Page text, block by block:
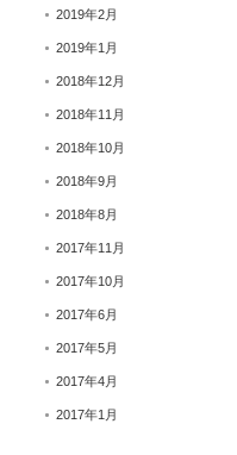
2019年2月
2019年1月
2018年12月
2018年11月
2018年10月
2018年9月
2018年8月
2017年11月
2017年10月
2017年6月
2017年5月
2017年4月
2017年1月